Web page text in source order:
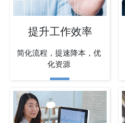
提升工作效率
简化流程，提速降本，优
化资源